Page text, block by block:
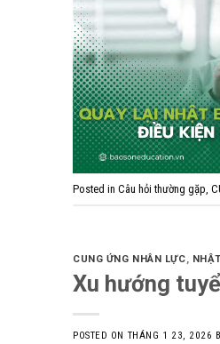
Posted in Câu hỏi thường gặp
CUNG ỨNG NHÂN LỰC,
Xu hướng
POSTED ON THÁNG 1 23, 2026